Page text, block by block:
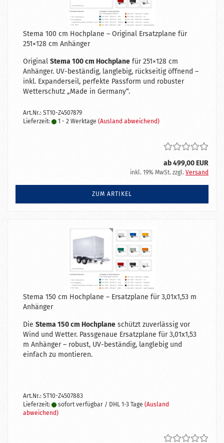
Stema 100 cm Hochplane – Original Ersatzplane für
251×128 cm Anhänger
Original Stema 100 cm Hochplane für 251×128 cm
Anhänger. UV-beständig, langlebig, rückseitig öffnend –
inkl. Expanderseil, perfekte Passform und robuster
Wetterschutz „Made in Germany“.
Art.Nr.: ST10-Z4507879
Lieferzeit:
1 - 2 Werktage (Ausland abweichend)
ab 499,00 EUR
inkl. 19% MwSt. zzgl. Versand
ZUM ARTIKEL
Stema 150 cm Hochplane – Ersatzplane für 3,01x1,53 m
Anhänger
Die Stema 150 cm Hochplane schützt zuverlässig vor
Wind und Wetter. Passgenaue Ersatzplane für 3,01x1,53
m Anhänger – robust, UV-beständig, langlebig und
einfach zu montieren.
Art.Nr.: ST10-Z4507883
Lieferzeit:
sofort verfügbar / DHL 1-3 Tage (Ausland
abweichend)